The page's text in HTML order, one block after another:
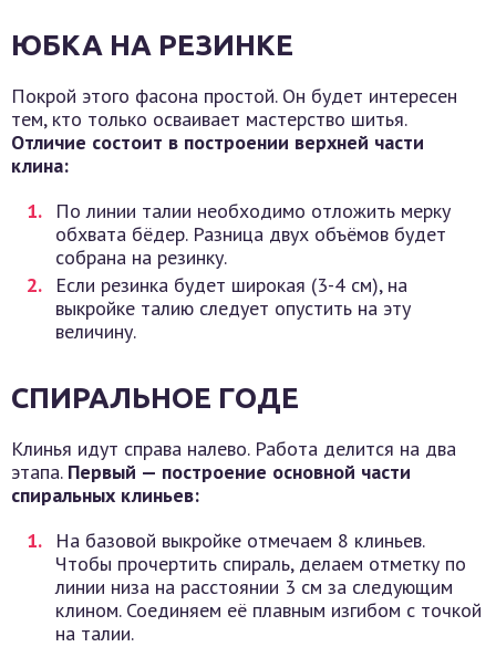
ЮБКА НА РЕЗИНКЕ
Покрой этого фасона простой. Он будет интересен
тем, кто только осваивает мастерство шитья.
Отличие состоит в построении верхней части
клина:
По линии талии необходимо отложить мерку
обхвата бёдер. Разница двух объёмов будет
собрана на резинку.
Если резинка будет широкая (3-4 см), на
выкройке талию следует опустить на эту
величину.
СПИРАЛЬНОЕ ГОДЕ
Клинья идут справа налево. Работа делится на два
этапа. Первый — построение основной части
спиральных клиньев:
На базовой выкройке отмечаем 8 клиньев.
Чтобы прочертить спираль, делаем отметку по
линии низа на расстоянии 3 см за следующим
клином. Соединяем её плавным изгибом с точкой
на талии.